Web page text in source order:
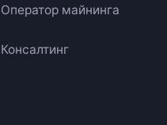
Оператор майнинга
Консалтинг